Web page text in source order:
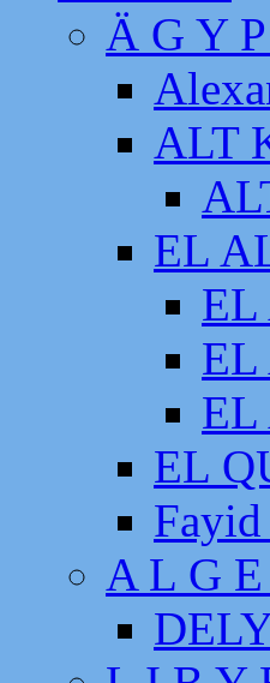
Ä G Y
ALT
EL
EL
EL
A L G